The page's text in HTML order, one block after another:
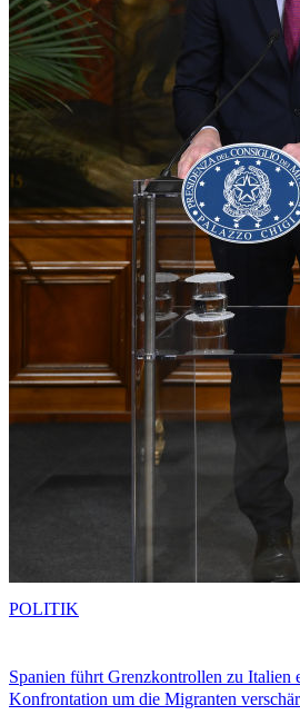
Spanien führt Grenzkontrollen zu Italien
Konfrontation um die Migranten
POLITIK